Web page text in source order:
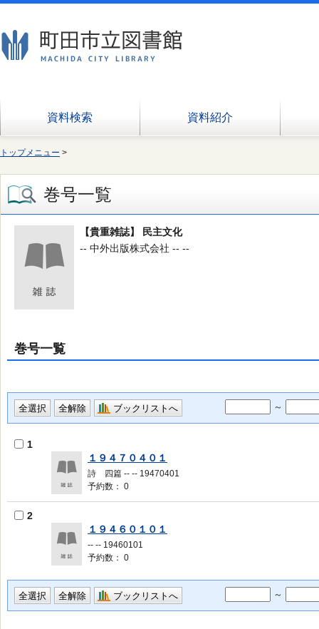
資料検索 資料紹介
トップメニュー >
巻号一覧
【貴重雑誌】 民主文化
-- 中外出版株式会社 -- --
巻号一覧
ブックリストへ ～
1
１９４７０４０１
詩 四篇 -- -- 19470401
予約数： 0
2
１９４６０１０１
-- -- 19460101
予約数： 0
ブックリストへ ～